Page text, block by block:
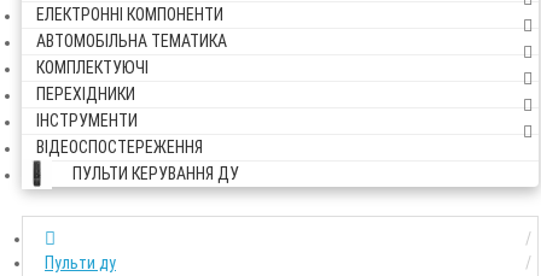
ЕЛЕКТРОННІ КОМПОНЕНТИ
АВТОМОБІЛЬНА ТЕМАТИКА
КОМПЛЕКТУЮЧІ
ПЕРЕХІДНИКИ
ІНСТРУМЕНТИ
ВІДЕОСПОСТЕРЕЖЕННЯ
ПУЛЬТИ КЕРУВАННЯ ДУ
Пульти ду